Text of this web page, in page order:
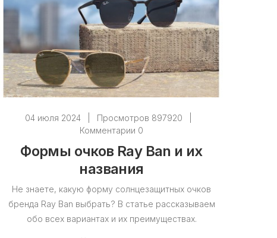
04 июля 2024 Просмотров 897920
Комментарии 0
Формы очков Ray Ban и их
названия
Не знаете, какую форму солнцезащитных очков
бренда Ray Ban выбрать? В статье рассказываем
обо всех вариантах и их преимуществах.